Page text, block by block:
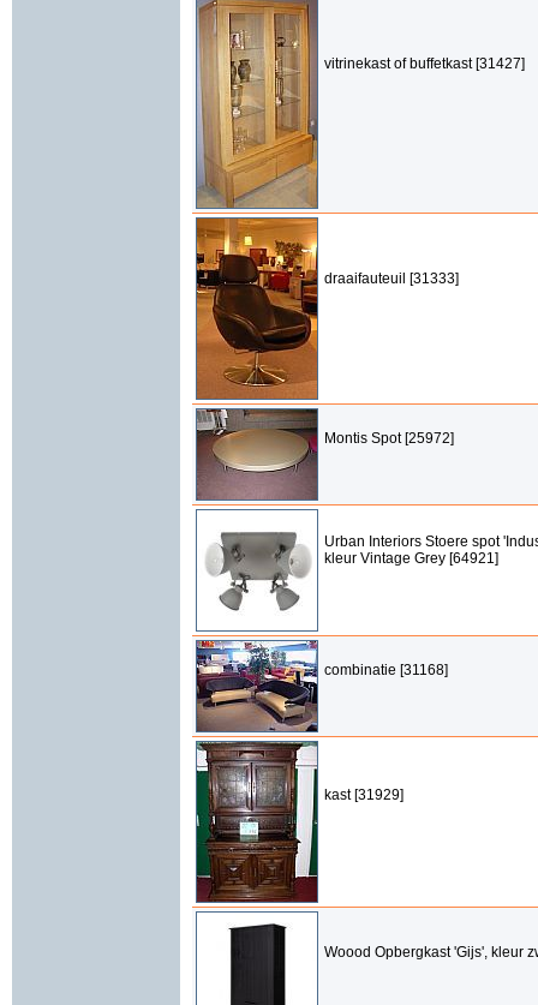
vitrinekast of buffetkast [31427]
draaifauteuil [31333]
Montis Spot [25972]
Urban Interiors Stoere spot
kleur Vintage Grey [64921]
combinatie [31168]
kast [31929]
Woood Opbergkast 'Gijs', kleur